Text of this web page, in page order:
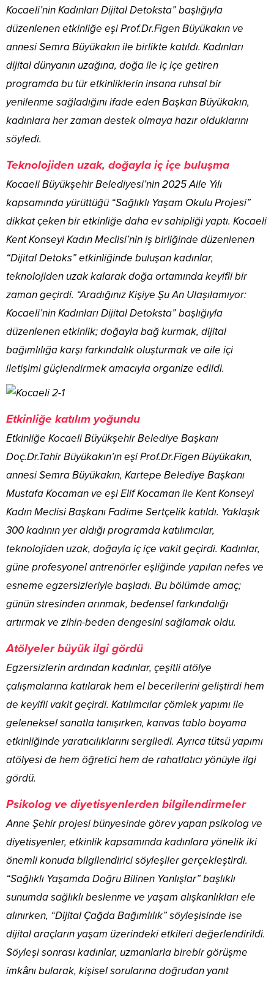
Kocaeli’nin Kadınları Dijital Detoksta” başlığıyla
düzenlenen etkinliğe eşi Prof.Dr.Figen Büyükakın ve
annesi Semra Büyükakın ile birlikte katıldı. Kadınları
dijital dünyanın uzağına, doğa ile iç içe getiren
programda bu tür etkinliklerin insana ruhsal bir
yenilenme sağladığını ifade eden Başkan Büyükakın,
kadınlara her zaman destek olmaya hazır olduklarını
söyledi.
Teknolojiden uzak, doğayla iç içe buluşma
Kocaeli Büyükşehir Belediyesi’nin 2025 Aile Yılı
kapsamında yürüttüğü “Sağlıklı Yaşam Okulu Projesi”
dikkat çeken bir etkinliğe daha ev sahipliği yaptı. Kocaeli
Kent Konseyi Kadın Meclisi’nin iş birliğinde düzenlenen
“Dijital Detoks” etkinliğinde buluşan kadınlar,
teknolojiden uzak kalarak doğa ortamında keyifli bir
zaman geçirdi. “Aradığınız Kişiye Şu An Ulaşılamıyor:
Kocaeli’nin Kadınları Dijital Detoksta” başlığıyla
düzenlenen etkinlik; doğayla bağ kurmak, dijital
bağımlılığa karşı farkındalık oluşturmak ve aile içi
iletişimi güçlendirmek amacıyla organize edildi.
Etkinliğe katılım yoğundu
Etkinliğe Kocaeli Büyükşehir Belediye Başkanı
Doç.Dr.Tahir Büyükakın’ın eşi Prof.Dr.Figen Büyükakın,
annesi Semra Büyükakın, Kartepe Belediye Başkanı
Mustafa Kocaman ve eşi Elif Kocaman ile Kent Konseyi
Kadın Meclisi Başkanı Fadime Sertçelik katıldı. Yaklaşık
300 kadının yer aldığı programda katılımcılar,
teknolojiden uzak, doğayla iç içe vakit geçirdi. Kadınlar,
güne profesyonel antrenörler eşliğinde yapılan nefes ve
esneme egzersizleriyle başladı. Bu bölümde amaç;
günün stresinden arınmak, bedensel farkındalığı
artırmak ve zihin-beden dengesini sağlamak oldu.
Atölyeler büyük ilgi gördü
Egzersizlerin ardından kadınlar, çeşitli atölye
çalışmalarına katılarak hem el becerilerini geliştirdi hem
de keyifli vakit geçirdi. Katılımcılar çömlek yapımı ile
geleneksel sanatla tanışırken, kanvas tablo boyama
etkinliğinde yaratıcılıklarını sergiledi. Ayrıca tütsü yapımı
atölyesi de hem öğretici hem de rahatlatıcı yönüyle ilgi
gördü.
Psikolog ve diyetisyenlerden bilgilendirmeler
Anne Şehir projesi bünyesinde görev yapan psikolog ve
diyetisyenler, etkinlik kapsamında kadınlara yönelik iki
önemli konuda bilgilendirici söyleşiler gerçekleştirdi.
“Sağlıklı Yaşamda Doğru Bilinen Yanlışlar” başlıklı
sunumda sağlıklı beslenme ve yaşam alışkanlıkları ele
alınırken, “Dijital Çağda Bağımlılık” söyleşisinde ise
dijital araçların yaşam üzerindeki etkileri değerlendirildi.
Söyleşi sonrası kadınlar, uzmanlarla birebir görüşme
imkânı bularak, kişisel sorularına doğrudan yanıt